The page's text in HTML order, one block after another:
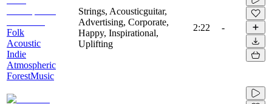
Folk
Acoustic
Indie
Atmospheric
ForestMusic
Strings, Acousticguitar,
Advertising, Corporate,
Happy, Inspirational,
Uplifting
2:22 -